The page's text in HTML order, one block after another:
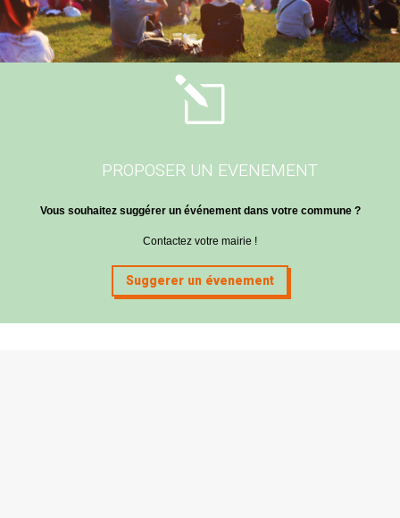
l
PROPOSER UN EVENEMENT
Vous souhaitez suggérer un événement dans votre commune ?
Contactez votre mairie !
Suggerer un évenement